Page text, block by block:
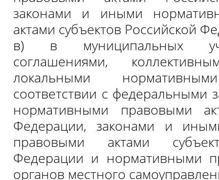
законами и иными
актами субъектов Российской
в) в муниципальных
соглашениями,
локальными
соответствии с федеральными
нормативными правовыми
Федерации, законами и
правовыми актами
Федерации и нормативными
органов местного